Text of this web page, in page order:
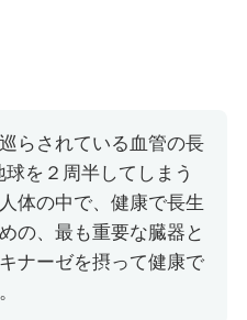
らされている血管の長
を２周半してしまう
体の中で、健康で長生
の、最も重要な臓器と
ナーゼを摂って健康で